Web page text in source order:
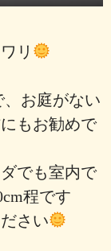
リ
、お庭がない
もお勧めで
でも室内で
程です
さい